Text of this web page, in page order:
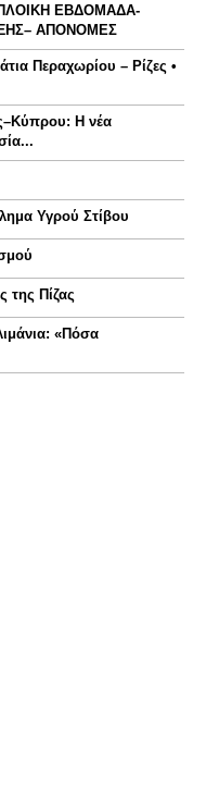
ΕΒΔΟΜΑΔΑ-
ΑΠΟΝΟΜΕΣ
Περαχωρίου – Ρίζες •
Η νέα
Υγρού Στίβου
της Πίζας
«Πόσα